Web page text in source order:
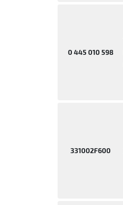
0 445 010 598
331002F600